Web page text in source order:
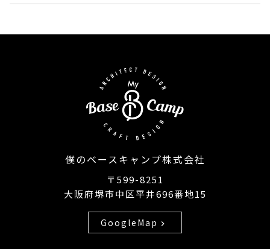
僕のベースキャンプ株式会社
〒599-8251
大阪府堺市中区平井696番地15
GoogleMap chevron_right